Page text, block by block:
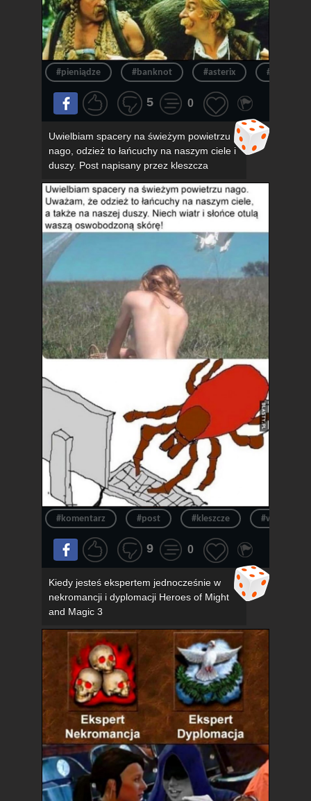
#pieniądze #banknot #asterix #pieniądz
5 0
Uwielbiam spacery na świeżym powietrzu
nago, odzież to łańcuchy na naszym ciele i
duszy. Post napisany przez kleszcza
#komentarz #post #kleszcze #wpis
9 0
Kiedy jesteś ekspertem jednocześnie w
nekromancji i dyplomacji Heroes of Might
and Magic 3